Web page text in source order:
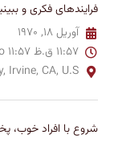
فرایندهای فکری و
آوریل 18, 1970
11:57 ق.ظ to 11:57 ق.ظ
CA, U.S.
شروع با افراد خوب،